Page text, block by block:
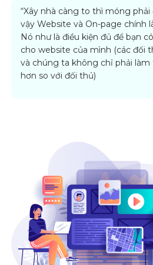
“Xây nhà càng to thì móng phải
vậy Website và On-page chính
Nó như là điều kiện đủ để bạn
cho website của mình (các đối
và chúng ta không chỉ phải
hơn so với đối thủ)